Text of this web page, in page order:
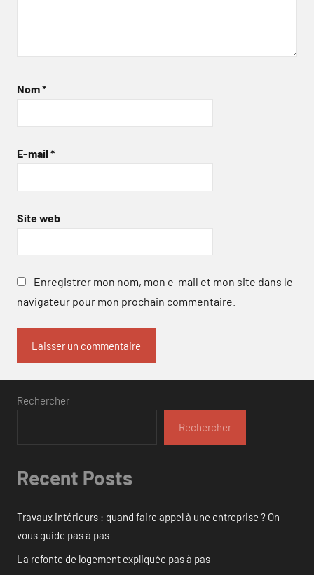
Nom*
E-mail *
Site web
Enregistrer mon nom, mon e-mail et mon site dans le
navigateur pour mon prochain commentaire.
Rechercher
Rechercher
Recent Posts
Travaux intérieurs : quand faire appel à une entreprise ? On
vous guide pas à pas
La refonte de logement expliquée pas à pas